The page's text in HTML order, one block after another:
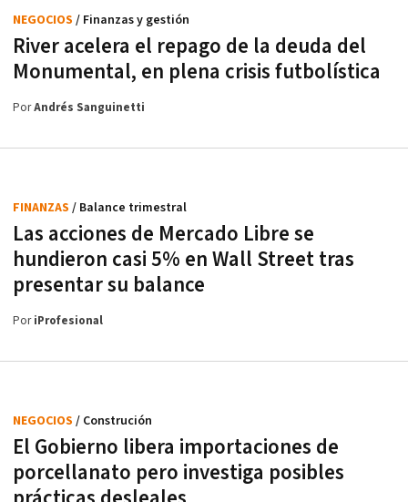
River acelera el repago de la deuda del
Monumental, en plena crisis futbolística
NEGOCIOS / Finanzas y gestión
PorAndrés Sanguinetti
Las acciones de Mercado Libre se
hundieron casi 5% en Wall Street tras
presentar su balance
FINANZAS / Balance trimestral
PoriProfesional
El Gobierno libera importaciones de
porcellanato pero investiga posibles
NEGOCIOS / Construción